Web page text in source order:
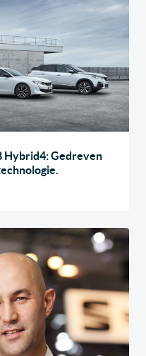
Hybrid4: Gedreven